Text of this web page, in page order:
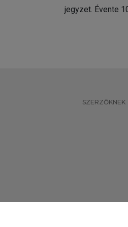
jegyzet. Évente
SZERZŐKNEK